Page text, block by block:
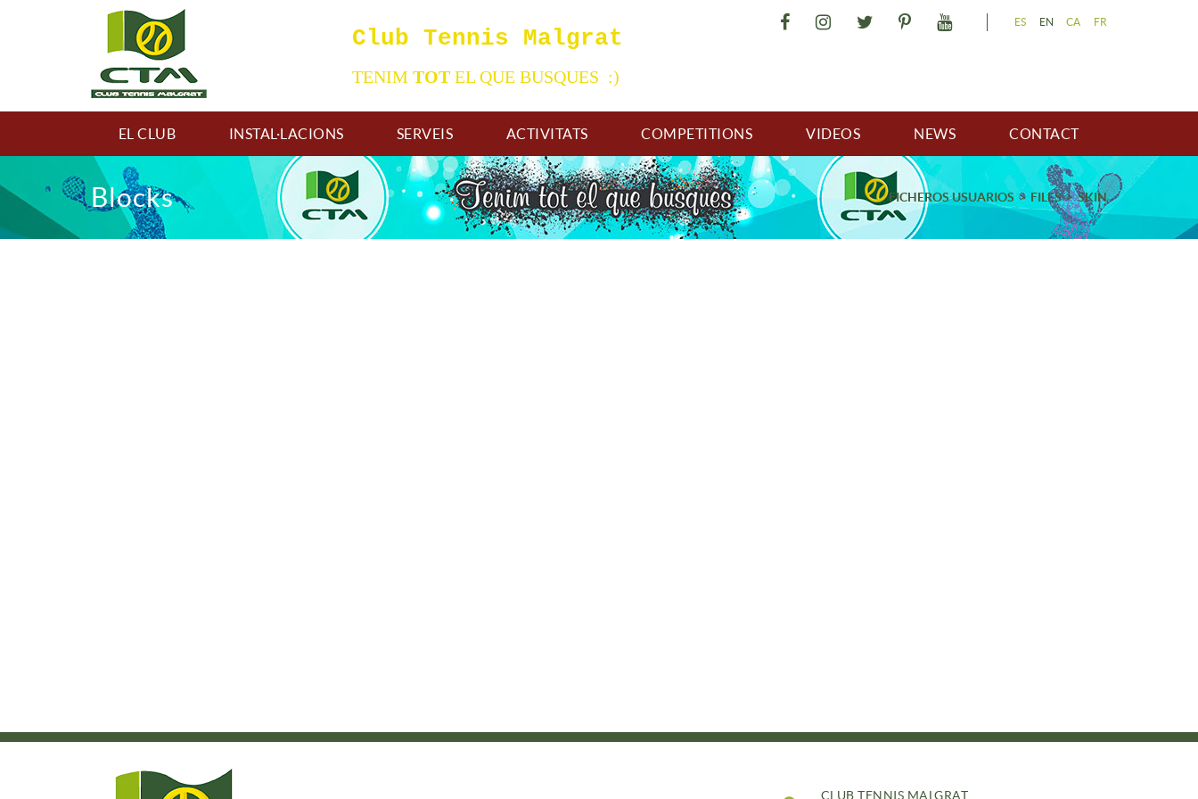
Club Tennis Malgrat
TENIM TOTEL QUE BUSQUES :)
ES EN CA FR
EL CLUB INSTAL·LACIONS SERVEIS ACTIVITATS COMPETITIONS VIDEOS NEWS CONTACT
FICHEROS USUARIOS FILES SKIN
Blocks
CLUB TENNIS MALGRAT